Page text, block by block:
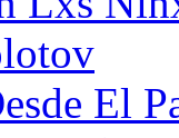
El